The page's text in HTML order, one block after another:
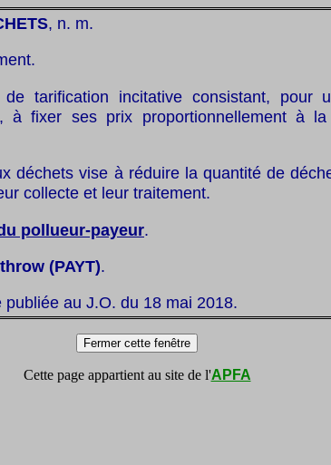
, n. m.
tarification incitative consistant, pour
à fixer ses prix proportionnellement à
déchets vise à réduire la quantité de
collecte et leur traitement.
pollueur-payeur.
(PAYT).
publiée au J.O. du 18 mai 2018.
Cette page appartient au site de l'APFA